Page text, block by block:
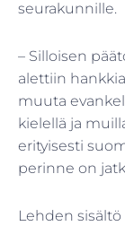
seurakunnille.
– Silloisen
alettiin
muuta
kielellä ja
erityisesti
perinne on
Lehden